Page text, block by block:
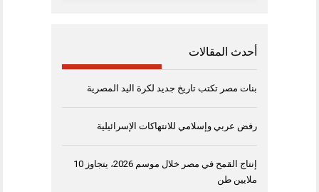
أحدث المقالات
بنات مصر تكتب تاريخ جديد لكرة اليد المصرية
رفض عربي وإسلامي للانتهاكات الإسرائيلية
إنتاج القمح في مصر خلال موسم 2026، يتجاوز 10
ملايين طن